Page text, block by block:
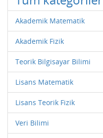
Akademik Matematik
Akademik Fizik
Teorik Bilgisayar Bilimi
Lisans Matematik
Lisans Teorik Fizik
Veri Bilimi